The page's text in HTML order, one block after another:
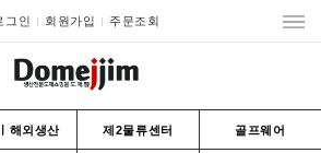
그인 회원가입 주문조회
해외생산 제2물류센터 골프웨어